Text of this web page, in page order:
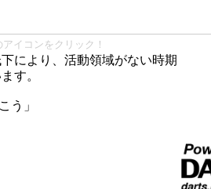
イコンをクリック！
により、活動領域がない時期
す。
う」